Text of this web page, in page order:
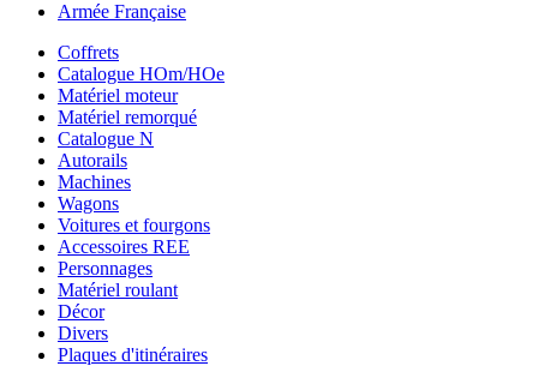
Armée Française
Coffrets
Catalogue HOm/HOe
Matériel moteur
Matériel remorqué
Catalogue N
Autorails
Machines
Wagons
Voitures et fourgons
Accessoires REE
Personnages
Matériel roulant
Décor
Divers
Plaques d'itinéraires